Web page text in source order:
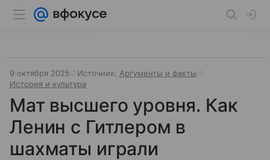
9 октября 2025 Источник: Аргументы и факты
История и культура
Мат высшего уровня. Как
Ленин с Гитлером в
шахматы играли